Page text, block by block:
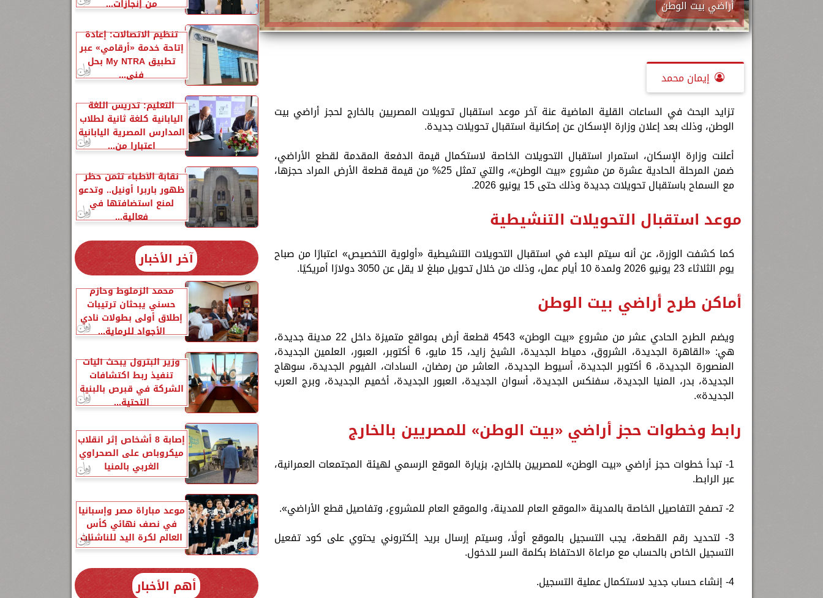
أراضي بيت الوطن
إيمان محمد
تزايد البحث في الساعات القلية الماضية عنة آخر موعد استقبال تحويلات المصريين بالخارج لحجز أراضي بيت
الوطن، وذلك بعد إعلان وزارة الإسكان عن إمكانية استقبال تحويلات جديدة.
أعلنت وزارة الإسكان، استمرار استقبال التحويلات الخاصة لاستكمال قيمة الدفعة المقدمة لقطع الأراضي،
ضمن المرحلة الحادية عشرة من مشروع «بيت الوطن»، والتي تمثل 25% من قيمة قطعة الأرض المراد حجزها،
مع السماح باستقبال تحويلات جديدة وذلك حتى 15 يونيو 2026.
موعد استقبال التحويلات التنشيطية
كما كشفت الوزرة، عن أنه سيتم البدء في استقبال التحويلات التنشيطية «أولوية التخصيص» اعتبارًا من صباح
يوم الثلاثاء 23 يونيو 2026 ولمدة 10 أيام عمل، وذلك من خلال تحويل مبلغ لا يقل عن 3050 دولارًا أمريكيًا.
أماكن طرح أراضي بيت الوطن
ويضم الطرح الحادي عشر من مشروع «بيت الوطن» 4543 قطعة أرض بمواقع متميزة داخل 22 مدينة جديدة،
هي: «القاهرة الجديدة، الشروق، دمياط الجديدة، الشيخ زايد، 15 مايو، 6 أكتوبر، العبور، العلمين الجديدة،
المنصورة الجديدة، 6 أكتوبر الجديدة، أسيوط الجديدة، العاشر من رمضان، السادات، الفيوم الجديدة، سوهاج
الجديدة، بدر، المنيا الجديدة، سفنكس الجديدة، أسوان الجديدة، العبور الجديدة، أخميم الجديدة، وبرج العرب
الجديدة».
رابط وخطوات حجز أراضي «بيت الوطن» للمصريين بالخارج
1- تبدأ خطوات حجز أراضي «بيت الوطن» للمصريين بالخارج، بزيارة الموقع الرسمي لهيئة المجتمعات العمرانية،
عبر الرابط.
2- تصفح التفاصيل الخاصة بالمدينة «الموقع العام للمدينة، والموقع العام للمشروع، وتفاصيل قطع الأراضي».
3- لتحديد رقم القطعة، يجب التسجيل بالموقع أولًا، وسيتم إرسال بريد إلكتروني يحتوي على كود تفعيل
التسجيل الخاص بالحساب مع مراعاة الاحتفاظ بكلمة السر للدخول.
4- إنشاء حساب جديد لاستكمال عملية التسجيل.
من إنجازات...
تنظيم الاتصالات: إعادة
إتاحة خدمة «أرقامي» عبر
تطبيق My NTRA بحل
فني...
التعليم: تدريس اللغة
اليابانية كلغة ثانية لطلاب
المدارس المصرية اليابانية
اعتبارا من...
نقابة الأطباء تثمن حظر
ظهور باربرا أونيل.. وتدعو
لمنع استضافتها في
فعالية...
آخر الأخبار
محمد الزملوط وحازم
حسني يبحثان ترتيبات
إطلاق أولى بطولات نادي
الأجواد للرماية...
وزير البترول يبحث آليات
تنفيذ ربط اكتشافات
الشركة في قبرص بالبنية
التحتية...
إصابة 8 أشخاص إثر انقلاب
ميكروباص على الصحراوي
الغربي بالمنيا
موعد مباراة مصر وإسبانيا
في نصف نهائي كأس
العالم لكرة اليد للناشئات
أهم الأخبار